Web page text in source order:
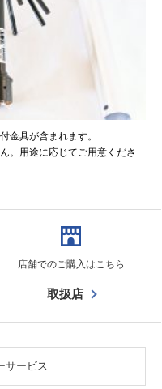
金具が含まれます。
。用途に応じてご用意くださ
店舗でのご購入はこちら
取扱店
サービス